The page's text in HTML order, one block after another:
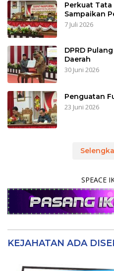
Perkuat
Sampaikan
7 Juli 2026
DPRD
Daerah
30 Juni 2026
Penguatan
23 Juni 2026
SPEACE
KEJAHATAN ADA